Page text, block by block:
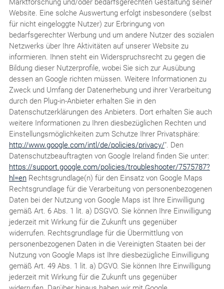
Website. Eine solche Auswertung erfolgt insbesondere (selbst
für nicht eingeloggte Nutzer) zur Erbringung von
bedarfsgerechter Werbung und um andere Nutzer des sozialen
Netzwerks über Ihre Aktivitäten auf unserer Website zu
informieren. Ihnen steht ein Widerspruchsrecht zu gegen die
Bildung dieser Nutzerprofile, wobei Sie sich zur Ausübung
dessen an Google richten müssen. Weitere Informationen zu
Zweck und Umfang der Datenerhebung und ihrer Verarbeitung
durch den Plug-in-Anbieter erhalten Sie in den
Datenschutzerklärungen des Anbieters. Dort erhalten Sie auch
weitere Informationen zu Ihren diesbezüglichen Rechten und
Einstellungsmöglichkeiten zum Schutze Ihrer Privatsphäre:
http://www.google.com/intl/de/policies/privacy/". Den
Datenschutzbeauftragten von Google Ireland finden Sie unter:
https://support.google.com/policies/troubleshooter/7575787?
hl=enRechtsgrundlage(n) für den Einsatz von Google Maps
Rechtsgrundlage für die Verarbeitung von personenbezogenen
Daten bei der Nutzung von Google Maps ist Ihre Einwilligung
gemäß Art. 6 Abs. 1 lit. a) DSGVO. Sie können Ihre Einwilligung
jederzeit mit Wirkung für die Zukunft uns gegenüber
widerrufen. Rechtsgrundlage für die Übermittlung von
personenbezogenen Daten in die Vereinigten Staaten bei der
Nutzung von Google Maps ist Ihre diesbezügliche Einwilligung
gemäß Art. 49 Abs. 1 lit. a) DGVO. Sie können Ihre Einwilligung
jederzeit mit Wirkung für die Zukunft uns gegenüber